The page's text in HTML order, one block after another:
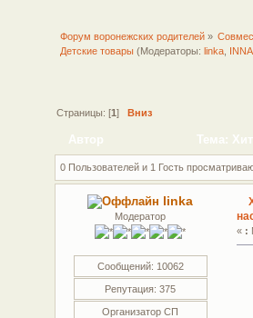
Форум воронежских родителей»
Детские товары(Модераторы: linka, INNA
Страницы: [1 ] Вниз
Автор
Тема:
(Прочитано 19534 раз)
0 Пользователей и 1 Гость
linka
Модератор
Сообщений: 10062
Репутация: 375
Организатор СП
« :